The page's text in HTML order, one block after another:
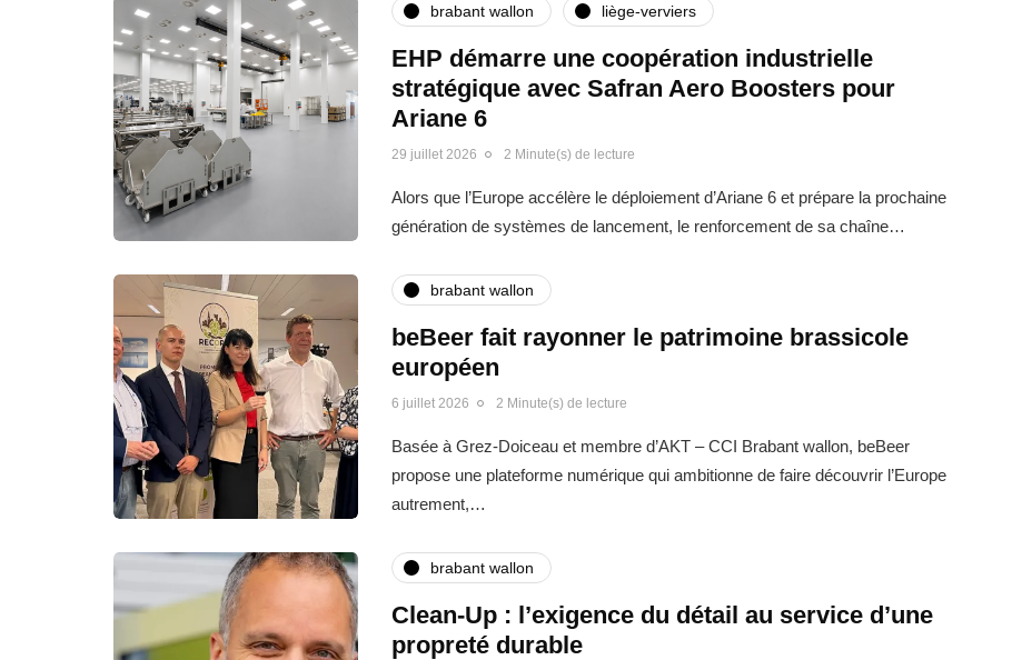
brabant wallon liège-verviers
EHP démarre une coopération industrielle
stratégique avec Safran Aero Boosters pour
Ariane 6
29 juillet 2026 2 Minute(s) de lecture
Alors que l’Europe accélère le déploiement d’Ariane 6 et prépare la prochaine
génération de systèmes de lancement, le renforcement de sa chaîne…
brabant wallon
beBeer fait rayonner le patrimoine brassicole
européen
6 juillet 2026 2 Minute(s) de lecture
Basée à Grez-Doiceau et membre d’AKT – CCI Brabant wallon, beBeer
propose une plateforme numérique qui ambitionne de faire découvrir l’Europe
autrement,…
brabant wallon
Clean-Up : l’exigence du détail au service d’une
propreté durable